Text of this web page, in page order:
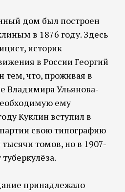
дом был построен
в 1876 году. Здесь
историк
в России Георгий
тем, что, проживая в
Владимира Ульянова-
ему
Куклин вступил в
свою типографию
томов, но в 1907-
принадлежало